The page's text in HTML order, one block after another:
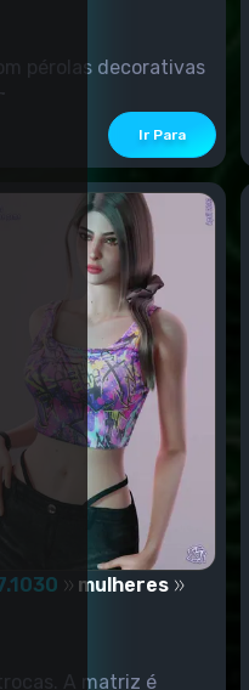
pérolas decorativas
Ir Para
mulheres